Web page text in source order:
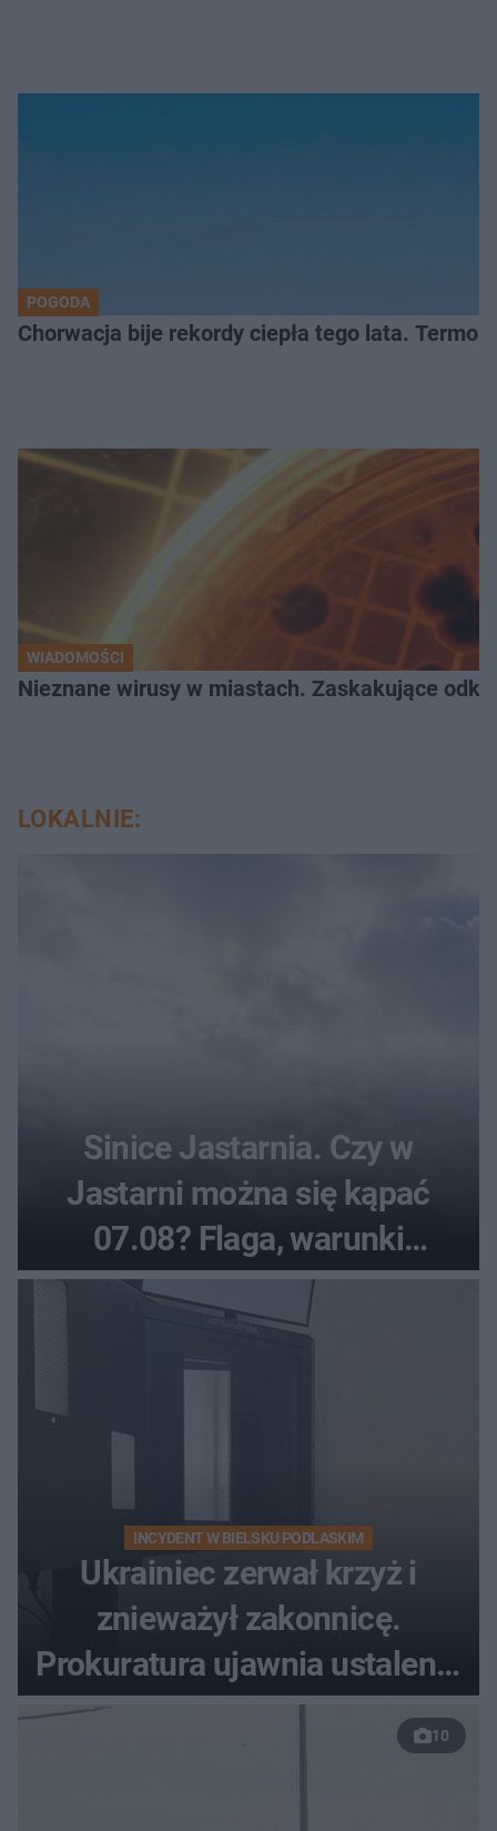
POGODA
Chorwacja bije rekordy ciepła tego lata.
WIADOMOŚCI
Nieznane wirusy w miastach. Zaskakujące
LOKALNIE:
Sinice Jastarnia. Czy w
Jastarni można się kąpać
07.08? Flaga, warunki
pogodowe
INCYDENT W BIELSKU PODLASKIM
Ukrainiec zerwał krzyż i
znieważył zakonnicę.
Prokuratura ujawnia ustalenia
w sprawie 26-latka
10